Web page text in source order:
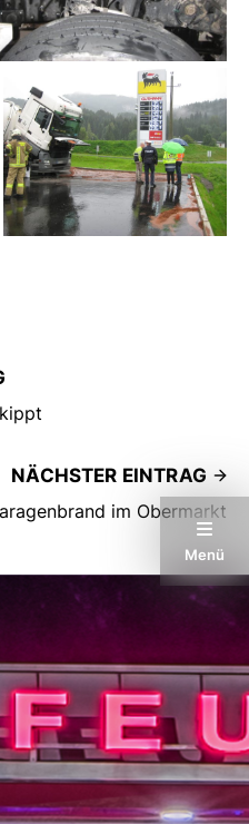
Menü
NÄCHSTER EINTRAG
im Obermarkt